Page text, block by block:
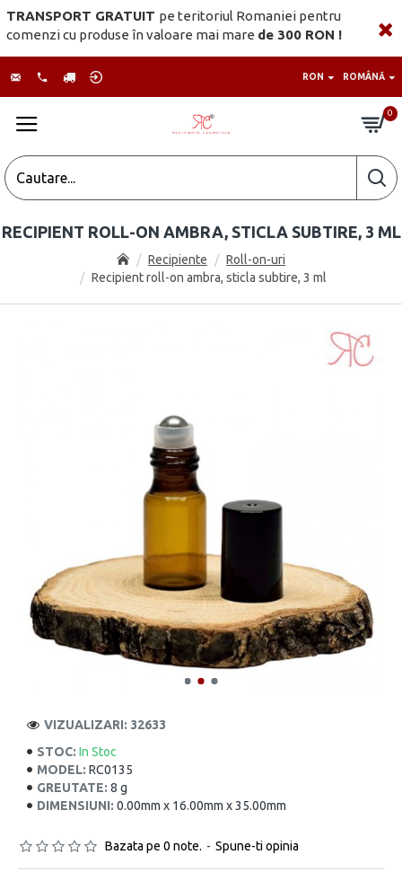
TRANSPORT GRATUIT pe teritoriul Romaniei pentru
comenzi cu produse în valoare mai mare de 300 RON !
RON ROMÂNĂ
0
Recipiente
Roll-on-uri
Recipient roll-on ambra, sticla subtire, 3 ml
RECIPIENT ROLL-ON AMBRA, STICLA SUBTIRE, 3 ML
STOC: In Stoc
MODEL: RC0135
GREUTATE: 8 g
DIMENSIUNI: 0.00mm x 16.00mm x 35.00mm
VIZUALIZARI: 32633
Bazata pe 0 note. - Spune-ti opinia